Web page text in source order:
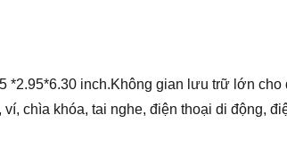
*2.95*6.30 inch.Không gian lưu trữ lớn cho
chìa khóa, tai nghe, điện thoại di động,